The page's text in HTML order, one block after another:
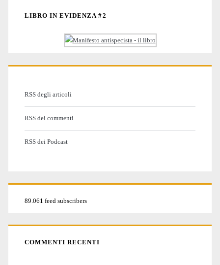
LIBRO IN EVIDENZA #2
RSS degli articoli
RSS dei commenti
RSS dei Podcast
89.061 feed subscribers
COMMENTI RECENTI